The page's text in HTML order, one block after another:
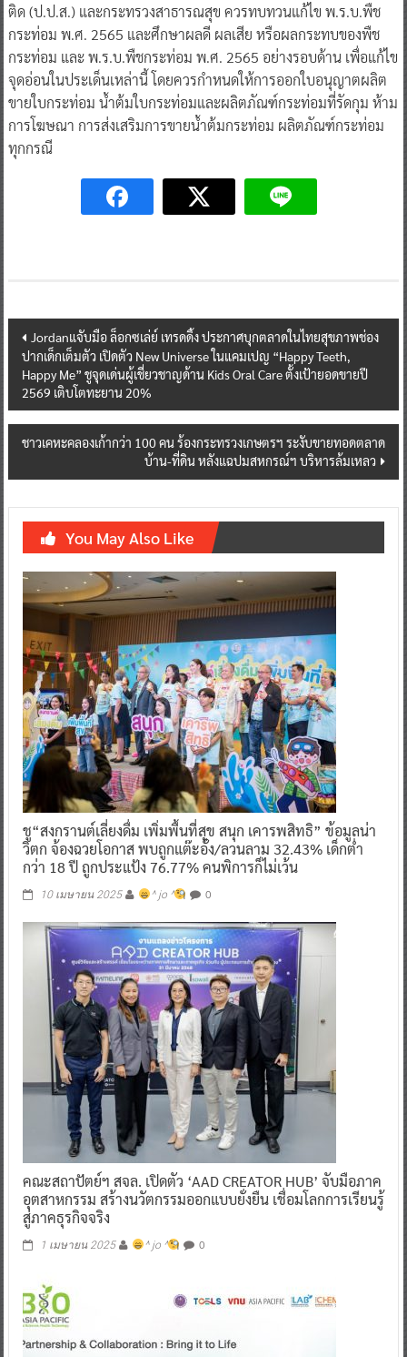
ติด (ป.ป.ส.) และกระทรวงสาธารณสุข ควรทบทวนแก้ไข พ.ร.บ.พืช
กระท่อม พ.ศ. 2565 และศึกษาผลดี ผลเสีย หรือผลกระทบของพืช
กระท่อม และ พ.ร.บ.พืชกระท่อม พ.ศ. 2565 อย่างรอบด้าน เพื่อแก้ไข
จุดอ่อนในประเด็นเหล่านี้ โดยควรกำหนดให้การออกใบอนุญาตผลิต
ขายใบกระท่อม น้ำต้มใบกระท่อมและผลิตภัณฑ์กระท่อมที่รัดกุม ห้าม
การโฆษณา การส่งเสริมการขายน้ำต้มกระท่อม ผลิตภัณฑ์กระท่อม
ทุกกรณี
Post
navigation
Jordanแจับมือ ล็อกซเล่ย์ เทรดดิ้ง ประกาศบุกตลาดในไทยสุขภาพช่อง
ปากเด็กเต็มตัว เปิดตัว New Universe ในแคมเปญ “Happy Teeth,
Happy Me” ชูจุดเด่นผู้เชี่ยวชาญด้าน Kids Oral Care ตั้งเป้ายอดขายปี
2569 เติบโตทะยาน 20%
ชาวเคหะคลองเก้ากว่า 100 คน ร้องกระทรวงเกษตรฯ ระงับขายทอดตลาด
บ้าน-ที่ดิน หลังแฉปมสหกรณ์ฯ บริหารล้มเหลว
You May Also Like
ชู“สงกรานต์เลี่ยงดื่ม เพิ่มพื้นที่สุข สนุก เคารพสิทธิ” ข้อมูลน่า
วิตก จ้องฉวยโอกาส พบถูกแต๊ะอั๋ง/ลวนลาม 32.43% เด็กต่ำ
กว่า 18 ปี ถูกประแป้ง 76.77% คนพิการก็ไม่เว้น
10 เมษายน 2025 ^ jo ^ 0
คณะสถาปัตย์ฯ สจล. เปิดตัว ‘AAD CREATOR HUB’ จับมือภาค
อุตสาหกรรม สร้างนวัตกรรมออกแบบยั่งยืน เชื่อมโลกการเรียนรู้
สู่ภาคธุรกิจจริง
1 เมษายน 2025 ^ jo ^ 0